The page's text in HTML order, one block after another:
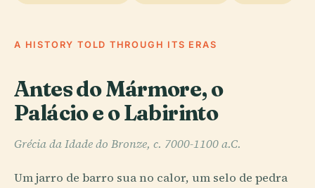
A HISTORY TOLD THROUGH ITS ERAS
Antes do Mármore, o
Palácio e o Labirinto
Grécia da Idade do Bronze, c. 7000-1100 a.C.
Um jarro de barro sua no calor, um selo de pedra